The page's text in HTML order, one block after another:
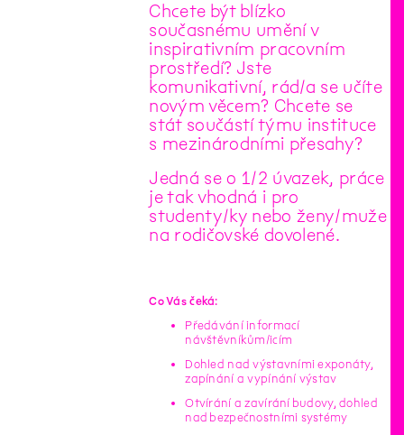
Chcete být blízko
současnému umění v
inspirativním pracovním
prostředí? Jste
komunikativní, rád/a se učíte
novým věcem? Chcete se
stát součástí týmu instituce
s mezinárodními přesahy?
Jedná se o 1/2 úvazek, práce
je tak vhodná i pro
studenty/ky nebo ženy/muže
na rodičovské dovolené.
Co Vás čeká:
Předávání informací
návštěvníkům/icím
Dohled nad výstavními exponáty,
zapínání a vypínání výstav
Otvírání a zavírání budovy, dohled
nad bezpečnostními systémy